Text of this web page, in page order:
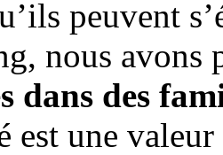
peuvent
nous avons
dans des
est une valeur